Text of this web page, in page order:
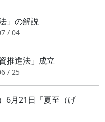
」の解説
/ 04
推進法」成立
/ 25
月21日「夏至（げ